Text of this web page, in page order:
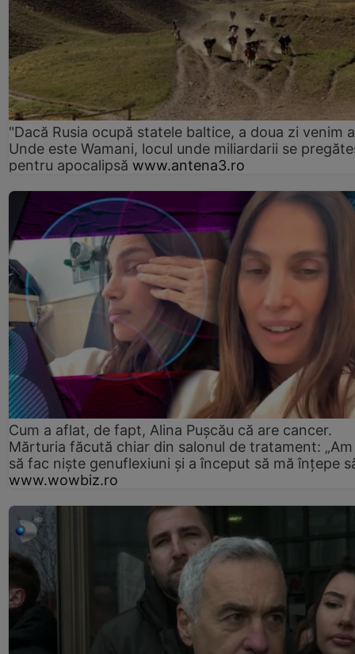
"Dacă Rusia ocupă statele baltice, a doua zi venim
Unde este Wamani, locul unde miliardarii se
pentru apocalipsă www.antena3.ro
Cum a aflat, de fapt, Alina Pușcău că are cancer.
Mărturia făcută chiar din salonul de tratament:
să fac niște genuflexiuni și a început să mă înțepe
www.wowbiz.ro